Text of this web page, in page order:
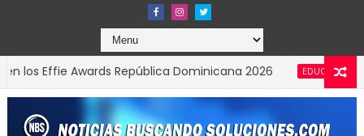
Awards República Dominicana 2026 EDUCACION